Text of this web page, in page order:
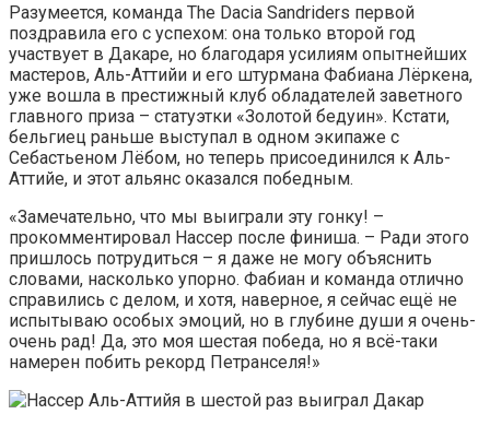
Разумеется, команда The Dacia Sandriders первой
поздравила его с успехом: она только второй год
участвует в Дакаре, но благодаря усилиям опытнейших
мастеров, Аль-Аттийи и его штурмана Фабиана Лёркена,
уже вошла в престижный клуб обладателей заветного
главного приза – статуэтки «Золотой бедуин». Кстати,
бельгиец раньше выступал в одном экипаже с
Себастьеном Лёбом, но теперь присоединился к Аль-
Аттийе, и этот альянс оказался победным.
«Замечательно, что мы выиграли эту гонку! –
прокомментировал Нассер после финиша. – Ради этого
пришлось потрудиться – я даже не могу объяснить
словами, насколько упорно. Фабиан и команда отлично
справились с делом, и хотя, наверное, я сейчас ещё не
испытываю особых эмоций, но в глубине души я очень-
очень рад! Да, это моя шестая победа, но я всё-таки
намерен побить рекорд Петранселя!»